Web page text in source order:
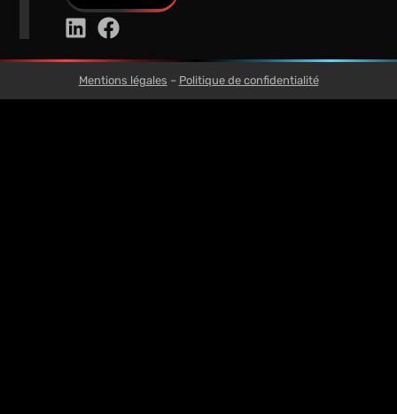
Mentions légales – Politique de confidentialité